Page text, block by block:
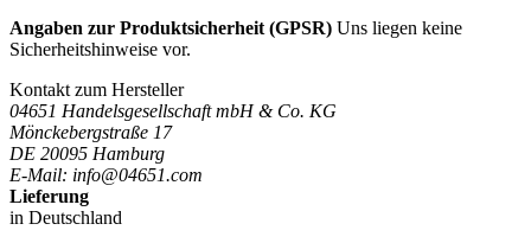
Angaben zur Produktsicherheit (GPSR) Uns liegen keine
Sicherheitshinweise vor.
Kontakt zum Hersteller
04651 Handelsgesellschaft mbH & Co. KG
Mönckebergstraße 17
DE 20095 Hamburg
E-Mail: info@04651.com
Lieferung
in Deutschland